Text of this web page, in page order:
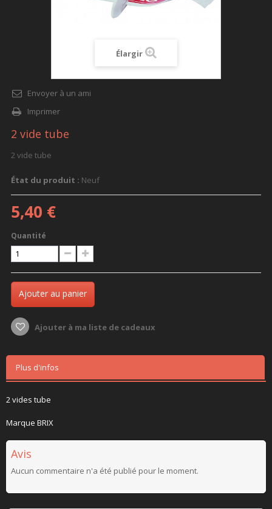
Élargir
Envoyer à un ami
Imprimer
2 vide tube
2 vide tube
État du produit : Neuf
5,40 €
Quantité
Ajouter au panier
Ajouter à ma liste de cadeaux
Plus d'infos
2 vides tube
Marque BRIX
Avis
Aucun commentaire n'a été publié pour le moment.